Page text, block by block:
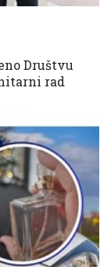
Društvu
rad